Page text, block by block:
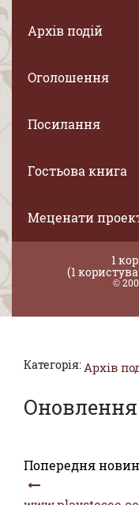
Архів подій
Оголошення
Посилання
Гостьова книга
Меценати
1
(1
©
Категорія: Архів
Оновлення
Попередня